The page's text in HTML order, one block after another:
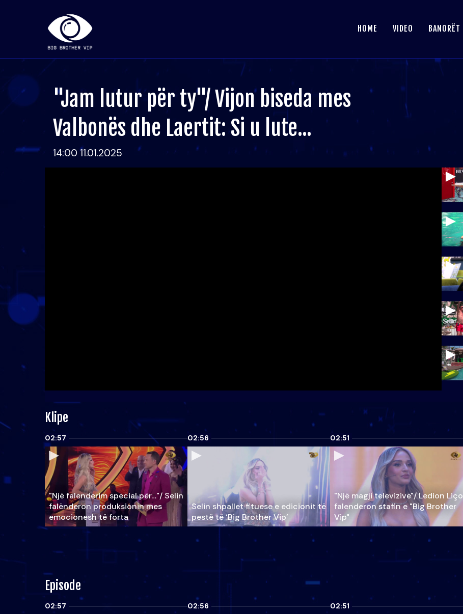
HOME VIDEO BANORËT
"Jam lutur për ty"/ Vijon biseda mes
Valbonës dhe Laertit: Si u lute...
14:00 11.01.2025
Klipe
02:57
"Një falenderim special për…"/ Selin
falënderon produksionin mes
emocionesh të forta
02:56
Selin shpallet fituese e edicionit të
pestë të ‘Big Brother Vip’
02:51
"Një magji televizive"/ Ledion Liço
falenderon stafin e "Big Brother
Vip"
Episode
02:57 02:56 02:51